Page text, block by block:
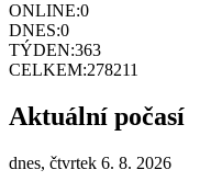
ONLINE:0
DNES:0
TÝDEN:363
CELKEM:278211
Aktuální počasí
dnes, čtvrtek 6. 8. 2026